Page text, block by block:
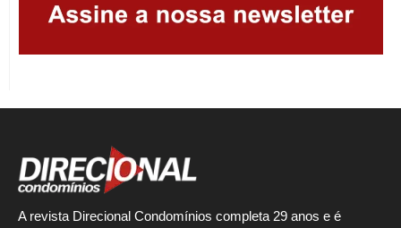
A revista Direcional Condomínios completa 29 anos e é